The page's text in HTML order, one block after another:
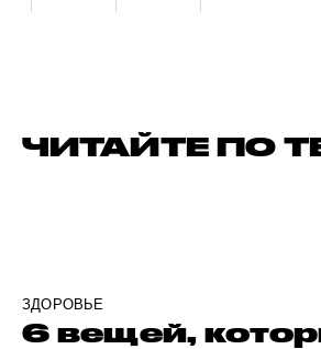
ЧИТАЙТЕ ПО
ЗДОРОВЬЕ
6 вещей,